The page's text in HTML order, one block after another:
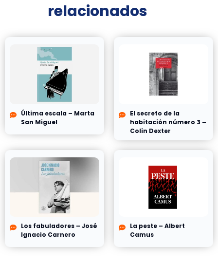
relacionados
Última escala – Marta
San Miguel
El secreto de la
habitación número 3 –
Colin Dexter
Los fabuladores – José
Ignacio Carnero
La peste – Albert
Camus